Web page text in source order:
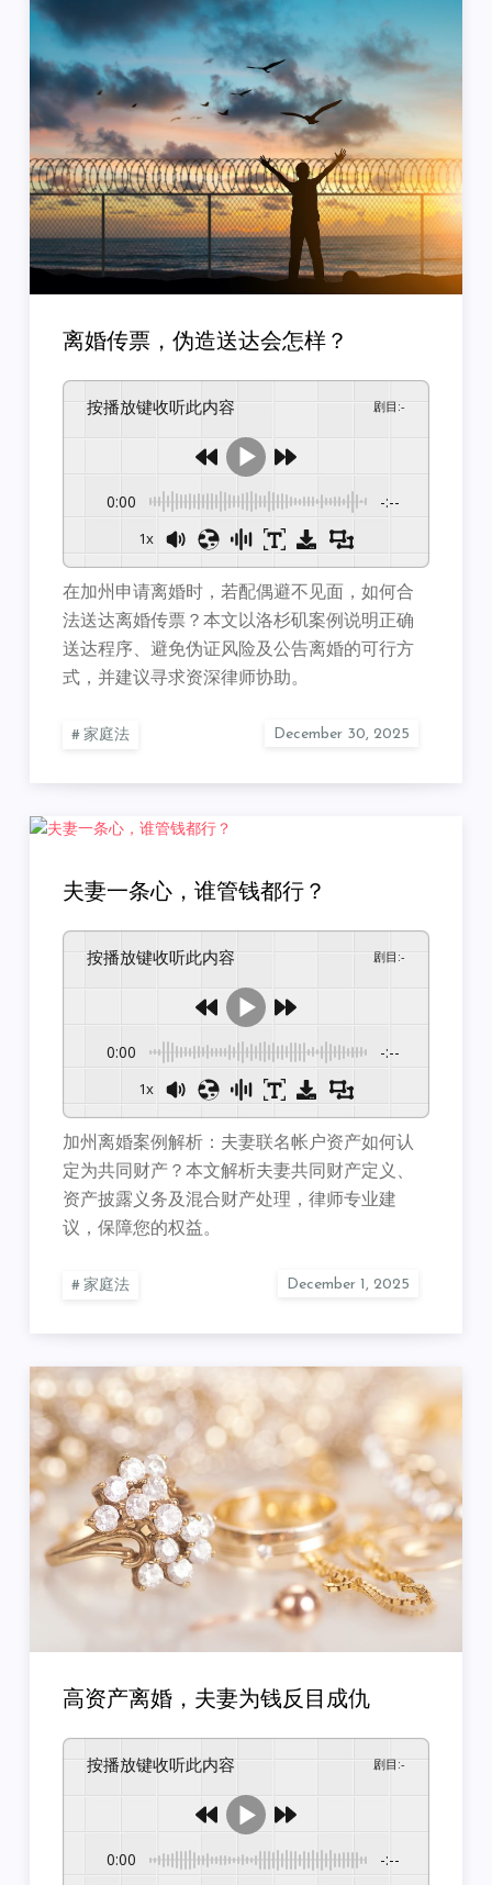
离婚传票，伪造送达会怎样？
按播放键收听此内容 剧目 :-
0:00 -:--
1x
在加州申请离婚时，若配偶避不见面，如何合
法送达离婚传票？本文以洛杉矶案例说明正确
送达程序、避免伪证风险及公告离婚的可行方
式，并建议寻求资深律师协助。
家庭法
夫妻一条心，谁管钱都行？
按播放键收听此内容 剧目 :-
0:00 -:--
1x
加州离婚案例解析：夫妻联名帐户资产如何认
定为共同财产？本文解析夫妻共同财产定义、
资产披露义务及混合财产处理，律师专业建
议，保障您的权益。
家庭法
高资产离婚，夫妻为钱反目成仇
按播放键收听此内容 剧目 :-
0:00 -:--